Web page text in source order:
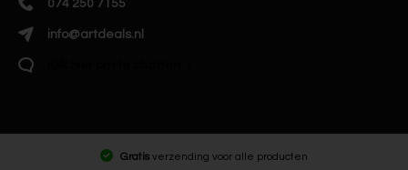
074 250 7155
info@artdeals.nl
Gratis verzending voor alle producten